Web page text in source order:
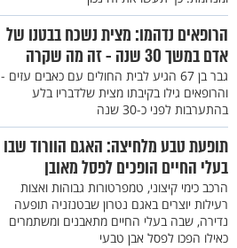
הרופאים נדהמו: מצית נשכח בבטנו של
אדם במשך 30 שנה - זה מה שקרה
גבר בן 67 הגיע לבית החולים עם כאבים עזים -
והרופאים גילו בקיבתו מצית שלדבריו בלע
בהתערבות לפני כ-30 שנה
תופעת טבע מלחיצה: האגם הוורוד שבו
בעלי החיים הופכים לפסל מאובן
הרכב כימי קיצוני, טמפרטורות גבוהות ואצות
רעילות יוצרים באגם נטרון שבטנזניה תופעה
נדירה, שבה בעלי החיים מתאבנים ומשתמרים
כאילו הפכו לפסל אבן טבעי